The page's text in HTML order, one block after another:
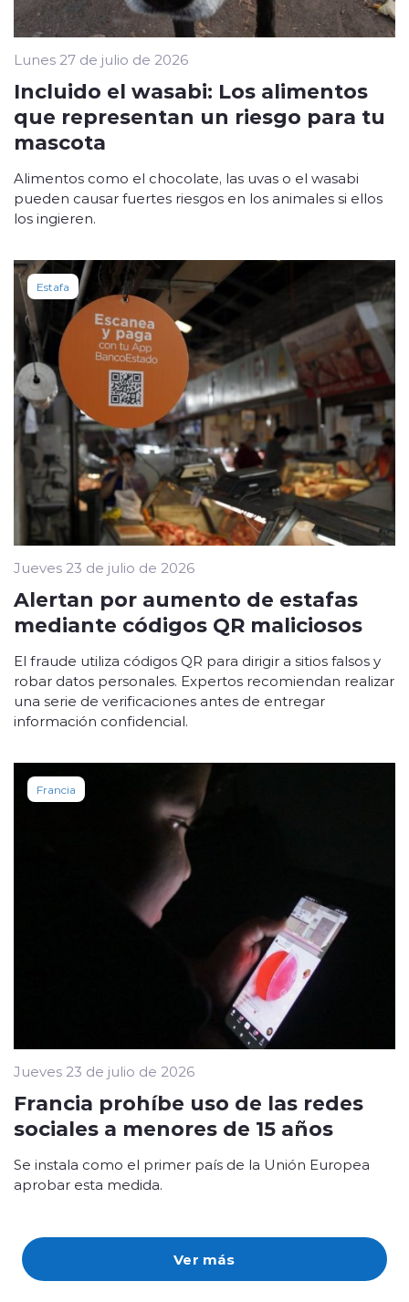
Ver más
Lunes 27 de julio de 2026
Incluido el wasabi: Los alimentos
que representan un riesgo para tu
mascota
Alimentos como el chocolate, las uvas o el wasabi
pueden causar fuertes riesgos en los animales si ellos
los ingieren.
Estafa
Jueves 23 de julio de 2026
Alertan por aumento de estafas
mediante códigos QR maliciosos
El fraude utiliza códigos QR para dirigir a sitios falsos y
robar datos personales. Expertos recomiendan realizar
una serie de verificaciones antes de entregar
información confidencial.
Francia
Jueves 23 de julio de 2026
Francia prohíbe uso de las redes
sociales a menores de 15 años
Se instala como el primer país de la Unión Europea
aprobar esta medida.